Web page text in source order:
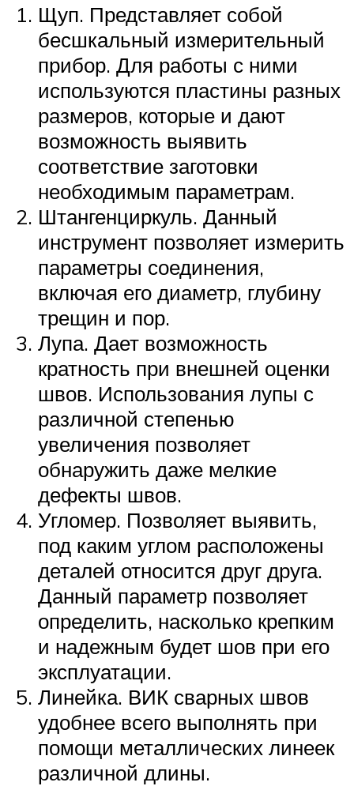
Щуп. Представляет собой
бесшкальный измерительный
прибор. Для работы с ними
используются пластины разных
размеров, которые и дают
возможность выявить
соответствие заготовки
необходимым параметрам.
Штангенциркуль. Данный
инструмент позволяет измерить
параметры соединения,
включая его диаметр, глубину
трещин и пор.
Лупа. Дает возможность
кратность при внешней оценки
швов. Использования лупы с
различной степенью
увеличения позволяет
обнаружить даже мелкие
дефекты швов.
Угломер. Позволяет выявить,
под каким углом расположены
деталей относится друг друга.
Данный параметр позволяет
определить, насколько крепким
и надежным будет шов при его
эксплуатации.
Линейка. ВИК сварных швов
удобнее всего выполнять при
помощи металлических линеек
различной длины.